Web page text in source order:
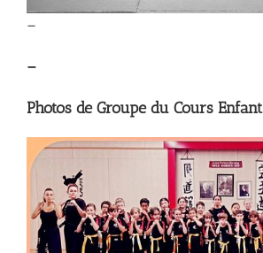
–
–
Photos de Groupe du Cours Enfant